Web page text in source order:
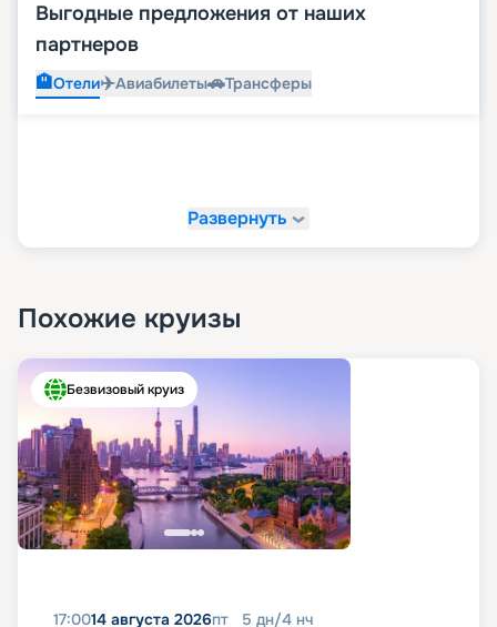
Выгодные предложения от наших
партнеров
🏨Отели✈️Авиабилеты🚗Трансферы
Развернуть
Похожие круизы
Безвизовый круиз
17:0014 августа 2026пт 5 дн/4 нч